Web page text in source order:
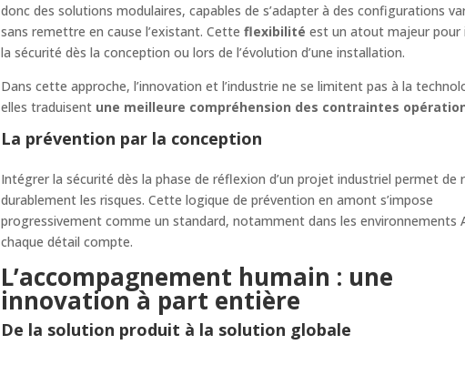
donc des solutions modulaires, capables de s’adapter à des configurations
sans remettre en cause l’existant. Cetteflexibilité est un atout majeur pour
la sécurité dès la conception ou lors de l’évolution d’une installation.
Dans cette approche, l’innovation et l’industrie ne se limitent pas à la
elles traduisent une meilleure compréhension des contraintes
La prévention par la conception
Intégrer la sécurité dès la phase de réflexion d’un projet industriel permet de
durablement les risques. Cette logique de prévention en amont s’impose
progressivement comme un standard, notamment dans les environnements
chaque détail compte.
L’accompagnement humain : une
innovation à part entière
De la solution produit à la solution globale